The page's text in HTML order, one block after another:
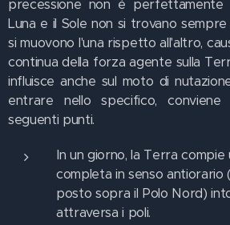
precessione non è perfettamente
Luna e il Sole non si trovano
si muovono l'una rispetto all'altro,
continua della forza agente sulla
influisce anche sul moto di
entrare nello specifico,
seguenti punti.
In un giorno, la Terra
completa in senso
posto sopra il Polo Nord)
attraversa i poli.